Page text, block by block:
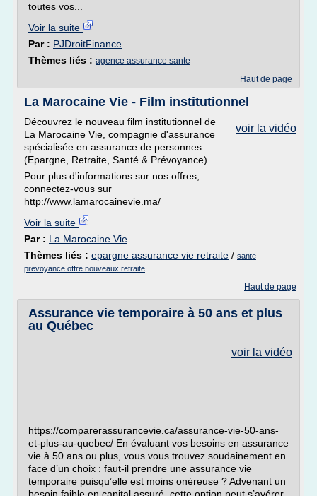
toutes vos...
Voir la suite
Par : PJDroitFinance
Thèmes liés : agence assurance sante
Haut de page
La Marocaine Vie - Film institutionnel
voir la vidéo
Découvrez le nouveau film institutionnel de
La Marocaine Vie, compagnie d'assurance
spécialisée en assurance de personnes
(Epargne, Retraite, Santé & Prévoyance)
Pour plus d'informations sur nos offres,
connectez-vous sur
http://www.lamarocainevie.ma/
Voir la suite
Par : La Marocaine Vie
Thèmes liés : epargne assurance vie retraite / sante
prevoyance offre nouveaux retraite
Haut de page
Assurance vie temporaire à 50 ans et plus
au Québec
voir la vidéo
https://comparerassurancevie.ca/assurance-vie-50-ans-
et-plus-au-quebec/ En évaluant vos besoins en assurance
vie à 50 ans ou plus, vous vous trouvez soudainement en
face d’un choix : faut-il prendre une assurance vie
temporaire puisqu’elle est moins onéreuse ? Advenant un